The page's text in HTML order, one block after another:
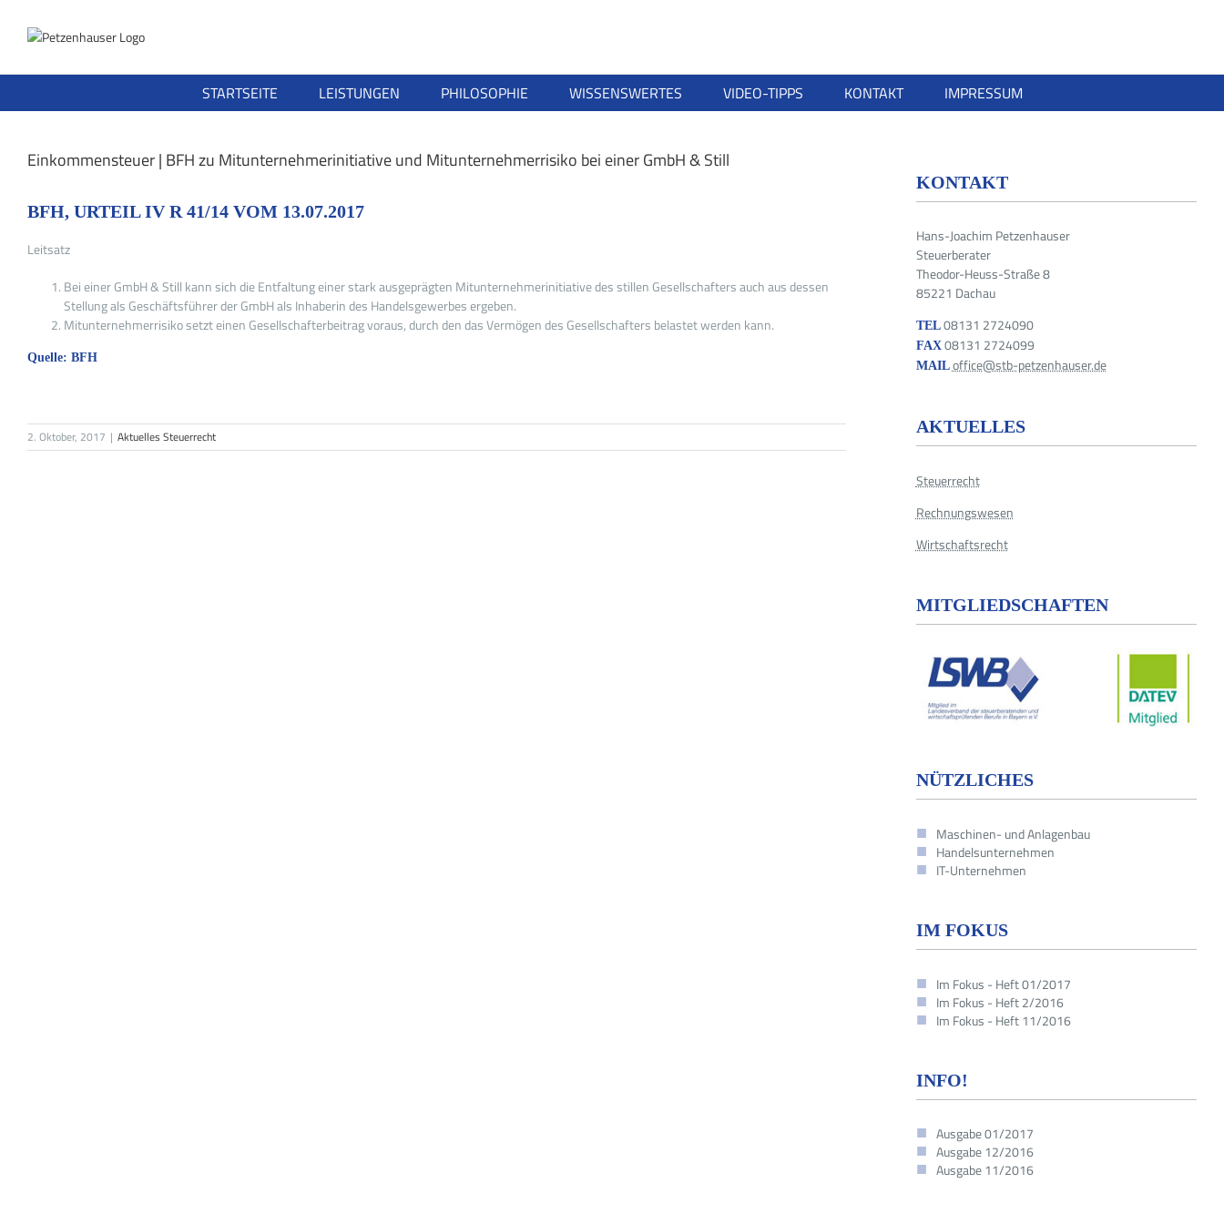
Inhalt
springen
STARTSEITE LEISTUNGEN PHILOSOPHIE WISSENSWERTES VIDEO-TIPPS KONTAKT IMPRESSUM
Einkommensteuer | BFH zu Mitunternehmerinitiative und Mitunternehmerrisiko bei einer GmbH & Still
BFH, URTEIL IV R 41/14 VOM 13.07.2017
Leitsatz
Bei einer GmbH & Still kann sich die Entfaltung einer stark ausgeprägten Mitunternehmerinitiative des stillen Gesellschafters auch aus dessen
Stellung als Geschäftsführer der GmbH als Inhaberin des Handelsgewerbes ergeben.
Mitunternehmerrisiko setzt einen Gesellschafterbeitrag voraus, durch den das Vermögen des Gesellschafters belastet werden kann.
Quelle: BFH
2. Oktober, 2017 | Aktuelles Steuerrecht
KONTAKT
Hans-Joachim Petzenhauser
Steuerberater
Theodor-Heuss-Straße 8
85221 Dachau
TEL08131 2724090
FAX08131 2724099
MAIL office@stb-petzenhauser.de
AKTUELLES
Steuerrecht
Rechnungswesen
Wirtschaftsrecht
MITGLIEDSCHAFTEN
NÜTZLICHES
Maschinen- und Anlagenbau
Handelsunternehmen
IT-Unternehmen
IM FOKUS
Im Fokus - Heft 01/2017
Im Fokus - Heft 2/2016
Im Fokus - Heft 11/2016
INFO!
Ausgabe 01/2017
Ausgabe 12/2016
Ausgabe 11/2016